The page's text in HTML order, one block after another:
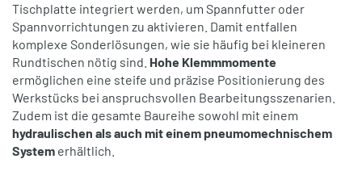
Tischplatte integriert werden, um Spannfutter oder
Spannvorrichtungen zu aktivieren. Damit entfallen
komplexe Sonderlösungen, wie sie häufig bei kleineren
Rundtischen nötig sind. Hohe Klemmmomente
ermöglichen eine steife und präzise Positionierung des
Werkstücks bei anspruchsvollen Bearbeitungsszenarien.
Zudem ist die gesamte Baureihe sowohl mit einem
hydraulischen als auch mit einem pneumomechnischem
System erhältlich.